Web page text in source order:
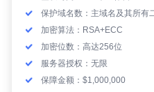
保护域名数：主域名及其所有
加密算法：RSA+ECC
加密位数：高达256位
服务器授权：无限
保障金额：$1,000,000